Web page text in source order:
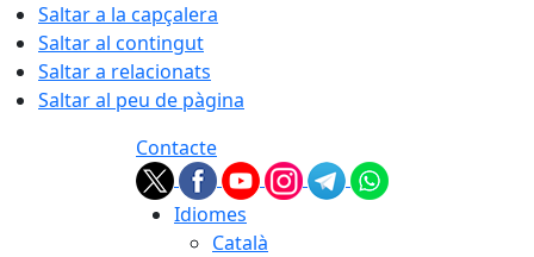
Saltar a la capçalera
Saltar al contingut
Saltar a relacionats
Saltar al peu de pàgina
Contacte
Idiomes
Català